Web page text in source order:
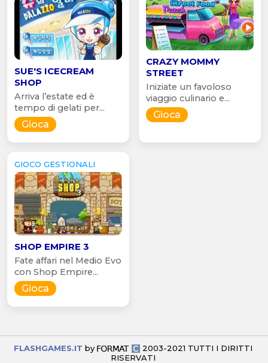
SUE'S ICECREAM
SHOP
Arriva l’estate ed è
tempo di gelati per...
Gioca
CRAZY MOMMY
STREET
Iniziate un favoloso
viaggio culinario e...
Gioca
GIOCO GESTIONALI
SHOP EMPIRE 3
Fate affari nel Medio Evo
con Shop Empire...
Gioca
FLASHGAMES.IT by
2003-2021 TUTTI I DIRITTI
RISERVATI